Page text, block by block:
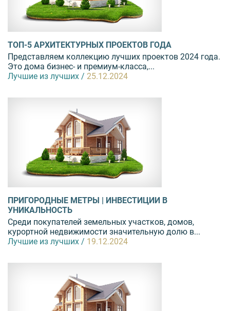
ТОП-5 АРХИТЕКТУРНЫХ ПРОЕКТОВ ГОДА
Представляем коллекцию лучших проектов 2024 года.
Это дома бизнес- и премиум-класса,...
Лучшие из лучших / 25.12.2024
ПРИГОРОДНЫЕ МЕТРЫ | ИНВЕСТИЦИИ В
УНИКАЛЬНОСТЬ
Среди покупателей земельных участков, домов,
курортной недвижимости значительную долю в...
Лучшие из лучших / 19.12.2024